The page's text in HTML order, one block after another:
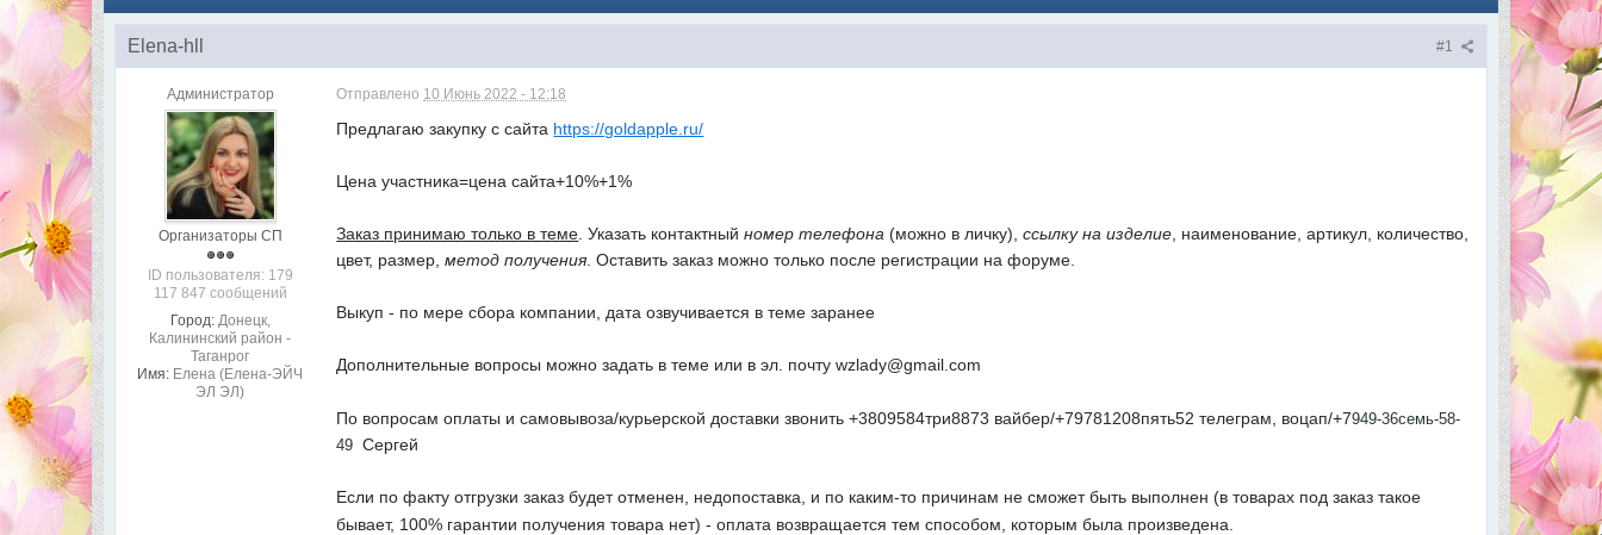
#1
Elena-hll
Администратор
Организаторы СП
ID пользователя: 179
117 847 сообщений
Город: Донецк,
Калининский район -
Таганрог
Имя: Елена (Елена-ЭЙЧ
ЭЛ ЭЛ)
Отправлено 10 Июнь 2022 - 12:18
Предлагаю закупку с сайта https://goldapple.ru/
Цена участника=цена сайта+10%+1%
Заказ принимаю только в теме . Указать контактныйномер телефона (можно в личку),ссылку на изделие , наименование, артикул, количество,
цвет, размер,метод получения . Оставить заказ можно только после регистрации на форуме.
Выкуп - по мере сбора компании, дата озвучивается в теме заранее
Дополнительные вопросы можно задать в теме или в эл. почтуwzlady@gmail.com
По вопросам оплаты и самовывоза/курьерской доставки звонить +3809584три8873 вайбер/+79781208пять52 телеграм, воцап/+7949-36семь-58-
49 Сергей
Если по факту отгрузки заказ будет отменен, недопоставка, и по каким-то причинам не сможет быть выполнен (в товарах под заказ такое
бывает, 100% гарантии получения товара нет) - оплата возвращается тем способом, которым была произведена.